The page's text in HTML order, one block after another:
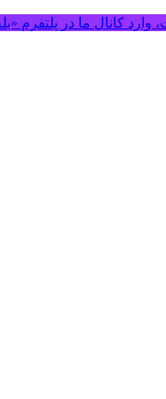
کانال ما در پلتفرم